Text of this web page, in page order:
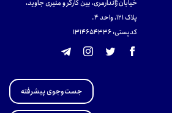
خیابان ژاندارمری، بین کارگر و منیری جاوید،
پلاک 121، واحد ۴.
کدپستی: 131465433۶
جست‌وجوی پیشرفته